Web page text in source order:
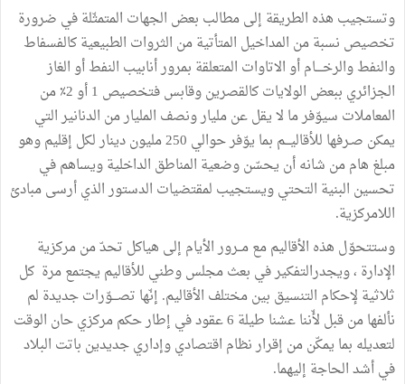
وتستجيب هذه الطريقة إلىمطالب بعض الجهات المتمثّلةفي ضرورة
تخصيص نسبةمن المداخيل المتأتيةمن الثروات الطبيعيةكالفسفاط
والنفطوالرخــــامأوالاتاوات المتعلقة بمرورأنابيب النفطأوالغاز
الجزائري ببعض الولاياتكالقصرينوقابسفتخصيص 1أو2٪ من
المعاملات سيوّفرما لايقلعنمليارونصف المليارمن الدنانيرالتي
يمكن صـرفها للأقاليـــم بما يوّفرحوالي 250مليوندينارلكل إقليموهو
مبلغ هاممن شانهأن يحسّنوضعية المناطق الداخليةويساهمفي
تحسين البنية التحتي ويستجيب لمقتضيات الدستورالذيأرسىمبادئ
اللامركزية.
وستتحوّل هذه الأقاليممعمــرورالأيام إلى هياكل تحدّمنمركزية
الإدارة ،ويجدرالتفكيرفي بعثمجلسوطني للأقاليم يجتمعمرة كل
ثلاثية لإحكام التنسيق بينمختلف الأقاليم. إنّها تصـــوّراتجديدة لم
نألفهامنقبل لأّنناعشنا طيلة 6عقودفي إطارحكممركزيحان الوقت
لتعديله بما يمكّنمن إقرارنظام اقتصاديوإداريجديدين باتت البلاد
فيأشدالحاجة إليهما.